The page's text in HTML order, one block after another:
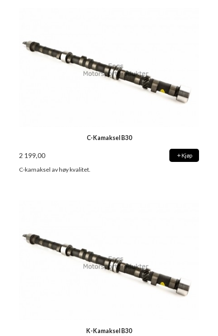
C-Kamaksel B30
2 199,00 Kjøp
C-kamaksel av høy kvalitet.
K-Kamaksel B30